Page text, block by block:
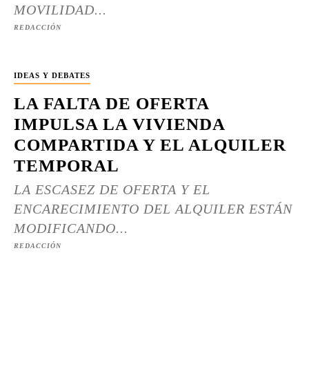
MOVILIDAD...
REDACCIÓN
IDEAS Y DEBATES
LA FALTA DE OFERTA
IMPULSA LA VIVIENDA
COMPARTIDA Y EL ALQUILER
TEMPORAL
LA ESCASEZ DE OFERTA Y EL
ENCARECIMIENTO DEL ALQUILER ESTÁN
MODIFICANDO...
REDACCIÓN